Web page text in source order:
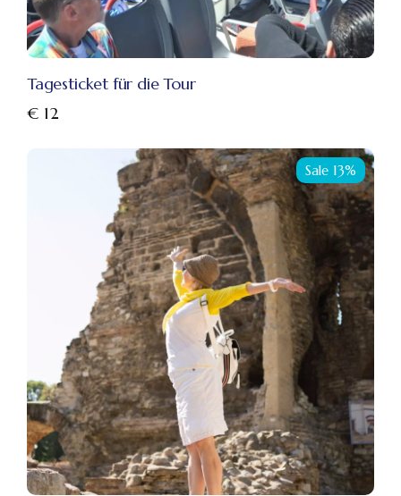
Tagesticket für die Tour
€ 12
Sale 13%